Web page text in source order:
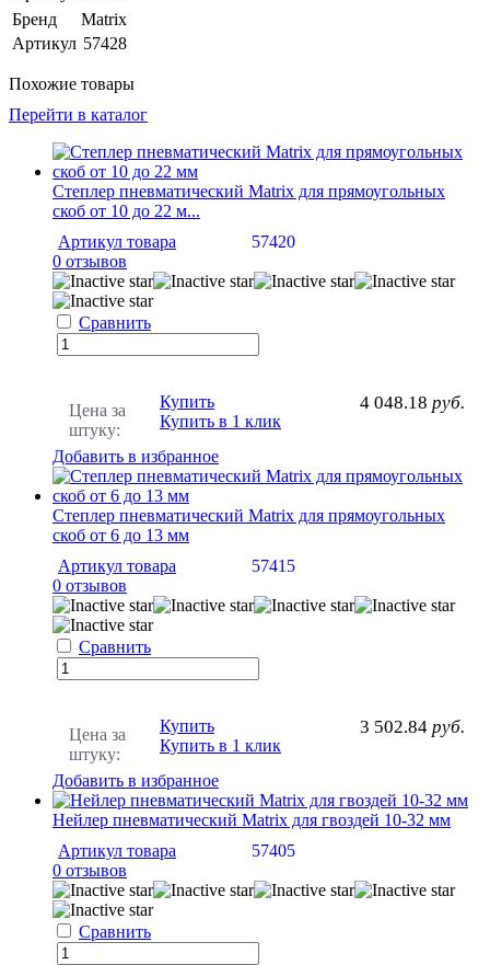
Бренд
Matrix
Артикул 57428
Похожие товары
Перейти в каталог
Степлер пневматический Matrix для прямоугольных
скоб от 10 до 22 м...
Артикул товара
57420
0 отзывов
Сравнить
Цена за
штуку:
4 048.18 руб.
Купить
Купить в 1 клик
Добавить в избранное
Степлер пневматический Matrix для прямоугольных
скоб от 6 до 13 мм
Артикул товара
57415
0 отзывов
Сравнить
Цена за
штуку:
3 502.84 руб.
Купить
Купить в 1 клик
Добавить в избранное
Нейлер пневматический Matrix для гвоздей 10-32 мм
Артикул товара
57405
0 отзывов
Сравнить